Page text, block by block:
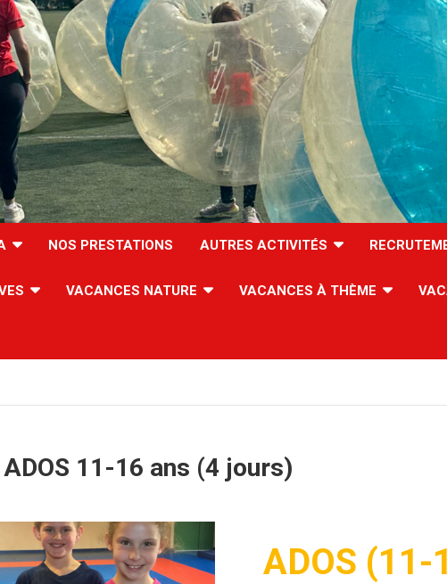
NOS PRESTATIONS AUTRES ACTIVITÉS
VACANCES NATURE VACANCES À THÈME
ADOS 11-16 ans (4 jours)
ADOS (11-